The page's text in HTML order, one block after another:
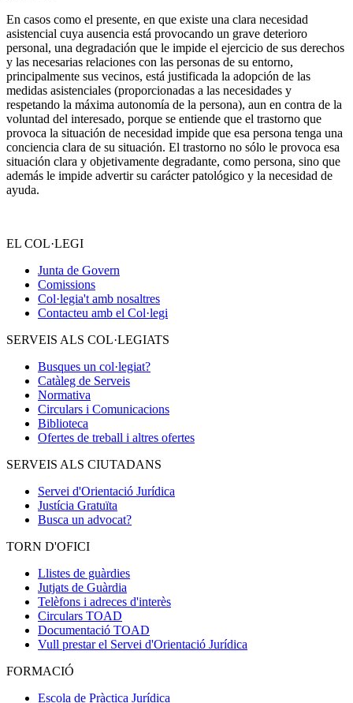
En casos como el presente, en que existe una clara necesidad
asistencial cuya ausencia está provocando un grave deterioro
personal, una degradación que le impide el ejercicio de sus derechos
y las necesarias relaciones con las personas de su entorno,
principalmente sus vecinos, está justificada la adopción de las
medidas asistenciales (proporcionadas a las necesidades y
respetando la máxima autonomía de la persona), aun en contra de la
voluntad del interesado, porque se entiende que el trastorno que
provoca la situación de necesidad impide que esa persona tenga una
conciencia clara de su situación. El trastorno no sólo le provoca esa
situación clara y objetivamente degradante, como persona, sino que
además le impide advertir su carácter patológico y la necesidad de
ayuda.
EL COL·LEGI
Junta de Govern
Comissions
Col·legia't amb nosaltres
Contacteu amb el Col·legi
SERVEIS ALS COL·LEGIATS
Busques un col·legiat?
Catàleg de Serveis
Normativa
Circulars i Comunicacions
Biblioteca
Ofertes de treball i altres ofertes
SERVEIS ALS CIUTADANS
Servei d'Orientació Jurídica
Justícia Gratuïta
Busca un advocat?
TORN D'OFICI
Llistes de guàrdies
Jutjats de Guàrdia
Telèfons i adreces d'interès
Circulars TOAD
Documentació TOAD
Vull prestar el Servei d'Orientació Jurídica
FORMACIÓ
Escola de Pràctica Jurídica